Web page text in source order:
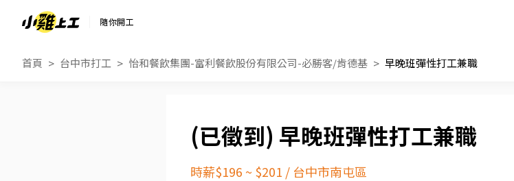
隨你開工
首頁 台中市打工 怡和餐飲集團-富利餐飲股份有限公司-必勝客/肯德基 早晚班彈性打工兼職
早晚班彈性打工兼職
時薪$196 ~ $201 / 台中市南屯區